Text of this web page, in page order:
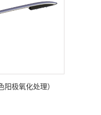
极氧化处理）